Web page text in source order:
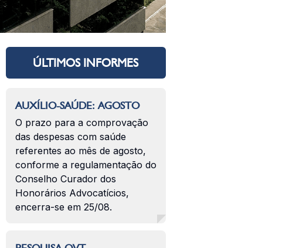
ÚLTIMOS INFORMES
AUXÍLIO-SAÚDE: AGOSTO
O prazo para a comprovação
das despesas com saúde
referentes ao mês de agosto,
conforme a regulamentação do
Conselho Curador dos
Honorários Advocatícios,
encerra-se em 25/08.